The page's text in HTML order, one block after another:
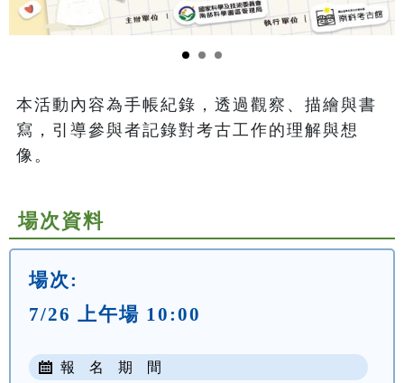
本活動內容為手帳紀錄，透過觀察、描繪與書
寫，引導參與者記錄對考古工作的理解與想
像。
場次資料
場次:
7/26 上午場 10:00
報 名 期 間